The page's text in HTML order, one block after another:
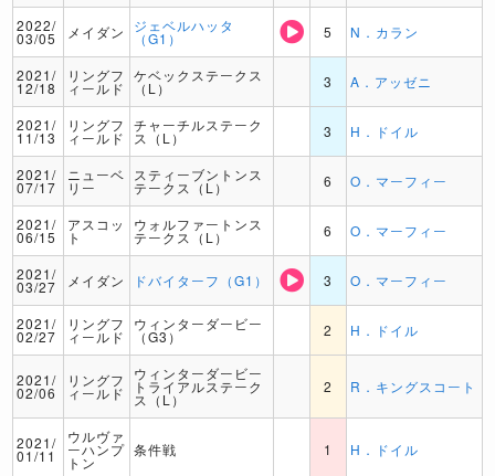
2022/
03/05 メイダン ジェベルハッタ
（G1） 5 N．カラン
2021/
12/18
リングフ
ィールド
ケベックステークス
（L） 3 A．アッゼニ
2021/
11/13
リングフ
ィールド
チャーチルステーク
ス（L） 3 H．ドイル
2021/
07/17
ニューベ
リー
スティーブントンス
テークス（L） 6 O．マーフィー
2021/
06/15
アスコッ
ト
ウォルファートンス
テークス（L） 6 O．マーフィー
2021/
03/27 メイダン ドバイターフ（G1） 3 O．マーフィー
2021/
02/27
リングフ
ィールド
ウィンターダービー
（G3） 2 H．ドイル
2021/
02/06
リングフ
ィールド
ウィンターダービー
トライアルステーク
ス（L）
2 R．キングスコート
2021/
01/11
ウルヴァ
ーハンプ
トン
条件戦 1 H．ドイル